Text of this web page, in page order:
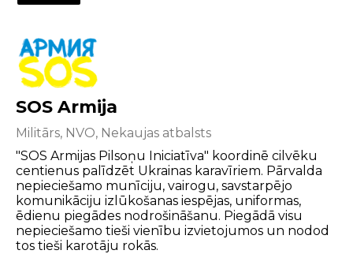
SOS Armija
Militārs, NVO, Nekaujas atbalsts
"SOS Armijas Pilsoņu Iniciatīva" koordinē cilvēku
centienus palīdzēt Ukrainas karavīriem. Pārvalda
nepieciešamo munīciju, vairogu, savstarpējo
komunikāciju izlūkošanas iespējas, uniformas,
ēdienu piegādes nodrošināšanu. Piegādā visu
nepieciešamo tieši vienību izvietojumos un nodod
tos tieši karotāju rokās.